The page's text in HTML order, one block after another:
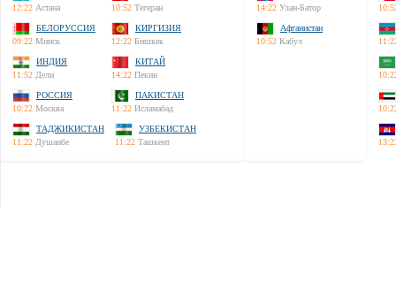
12:22 Астана
10:52 Тегеран
БЕЛОРУССИЯ
09:22 Минск
КИРГИЗИЯ
12:22 Бишкек
ИНДИЯ
11:52 Дели
КИТАЙ
14:22 Пекин
РОССИЯ
10:22 Москва
ПАКИСТАН
11:22 Исламабад
ТАДЖИКИСТАН
11:22 Душанбе
УЗБЕКИСТАН
11:22 Ташкент
14:22 Улан-Батор
Афганистан
10:52 Кабул